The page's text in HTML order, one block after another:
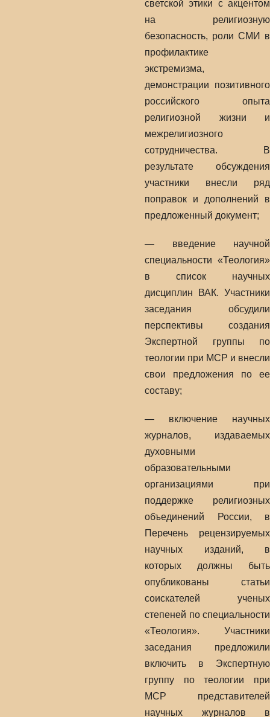
светской этики с акцентом
на религиозную
безопасность, роли СМИ в
профилактике
экстремизма,
демонстрации позитивного
российского опыта
религиозной жизни и
межрелигиозного
сотрудничества. В
результате обсуждения
участники внесли ряд
поправок и дополнений в
предложенный документ;
— введение научной
специальности «Теология»
в список научных
дисциплин ВАК. Участники
заседания обсудили
перспективы создания
Экспертной группы по
теологии при МСР и внесли
свои предложения по ее
составу;
— включение научных
журналов, издаваемых
духовными
образовательными
организациями при
поддержке религиозных
объединений России, в
Перечень рецензируемых
научных изданий, в
которых должны быть
опубликованы статьи
соискателей ученых
степеней по специальности
«Теология». Участники
заседания предложили
включить в Экспертную
группу по теологии при
МСР представителей
научных журналов в